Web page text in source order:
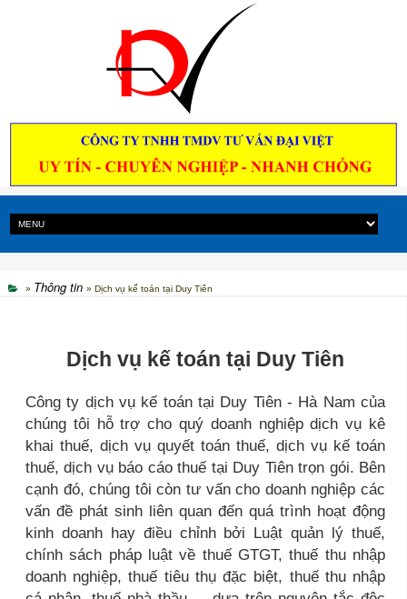
» Thông tin » Dịch vụ kế toán tại Duy Tiên
Dịch vụ kế toán tại Duy Tiên
Công ty dịch vụ kế toán tại Duy Tiên - Hà Nam của
chúng tôi hỗ trợ cho quý doanh nghiệp dịch vụ kê
khai thuế, dịch vụ quyết toán thuế, dịch vụ kế toán
thuế, dịch vụ báo cáo thuế tại Duy Tiên trọn gói. Bên
cạnh đó, chúng tôi còn tư vấn cho doanh nghiệp các
vấn đề phát sinh liên quan đến quá trình hoạt động
kinh doanh hay điều chỉnh bởi Luật quản lý thuế,
chính sách pháp luật về thuế GTGT, thuế thu nhập
doanh nghiệp, thuế tiêu thụ đặc biệt, thuế thu nhập